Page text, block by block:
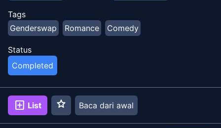
Kannari Neo
Hoshino Suzu
Hoshino Suzu
Tags
Genderswap
Romance Comedy
Status
Completed
add_box List star Baca dari awal